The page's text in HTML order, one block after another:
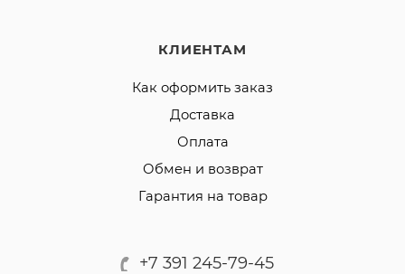
КЛИЕНТАМ
Как оформить заказ
Доставка
Оплата
Обмен и возврат
Гарантия на товар
+7 391 245-79-45